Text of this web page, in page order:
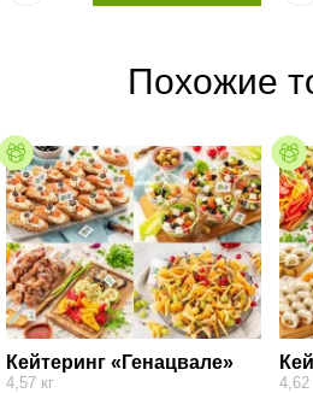
Похожие
Кейтеринг «Генацвале»
4,57 кг 4,62